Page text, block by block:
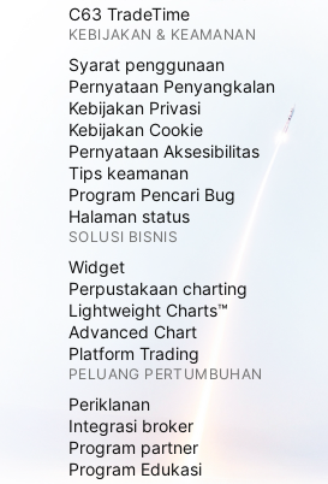
C63 TradeTime
KEBIJAKAN & KEAMANAN
Syarat penggunaan
Pernyataan Penyangkalan
Kebijakan Privasi
Kebijakan Cookie
Pernyataan Aksesibilitas
Tips keamanan
Program Pencari Bug
Halaman status
SOLUSI BISNIS
Widget
Perpustakaan charting
Lightweight Charts™
Advanced Chart
Platform Trading
PELUANG PERTUMBUHAN
Periklanan
Integrasi broker
Program partner
Program Edukasi